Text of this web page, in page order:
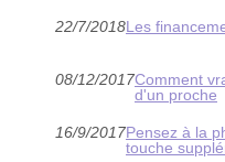
22/7/2018Les
08/12/2017Comment
d'un proche
16/9/2017Pensez à la
touche